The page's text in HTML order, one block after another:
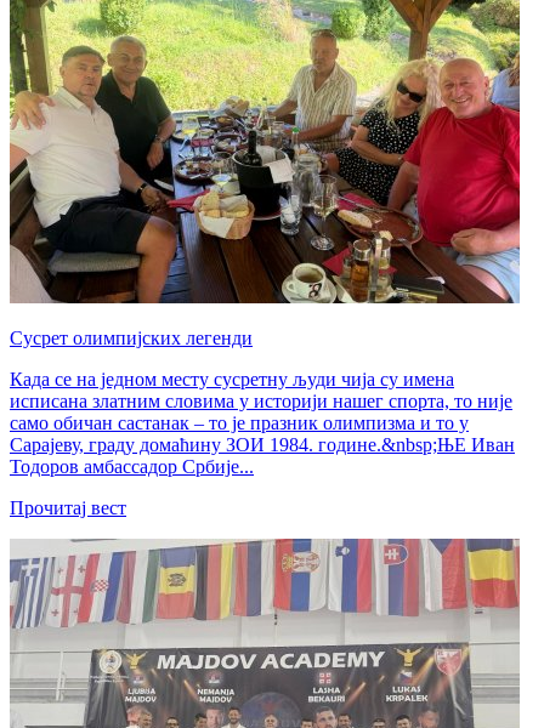
Сусрет олимпијских легенди
Када се на једном месту сусретну људи чија су имена
исписана златним словима у историји нашег спорта, то није
само обичан састанак – то је празник олимпизма и то у
Сарајеву, граду домаћину ЗОИ 1984. године.&nbsp;ЊЕ Иван
Тодоров амбассадор Србије...
Прочитај вест